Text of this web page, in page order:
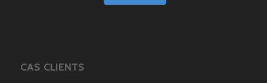
CAS CLIENTS